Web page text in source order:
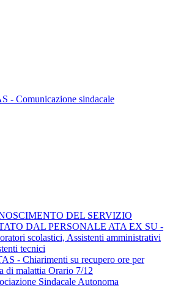
- Comunicazione sindacale
DEL SERVIZIO
DAL PERSONALE ATA EX SU -
scolastici, Assistenti amministrativi
tecnici
- Chiarimenti su recupero ore per
di malattia Orario 7/12
Sindacale Autonoma